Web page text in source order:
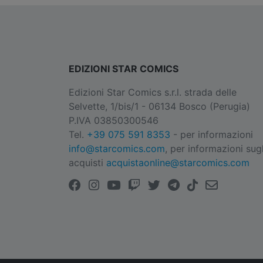
EDIZIONI STAR COMICS
Edizioni Star Comics s.r.l. strada delle
Selvette, 1/bis/1 - 06134 Bosco (Perugia)
P.IVA 03850300546
Tel. +39 075 591 8353 - per informazioni
info@starcomics.com, per informazioni
acquisti acquistaonline@starcomics.com